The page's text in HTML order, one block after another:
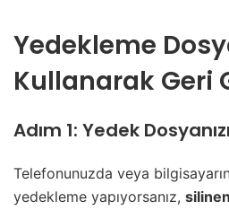
Yedekleme
Kullanarak Geri
Adım 1: Yedek
Telefonunuzda veya
yedekleme yapıyorsanız,